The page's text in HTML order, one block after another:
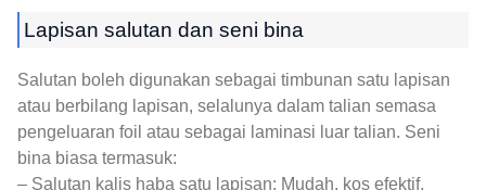
Lapisan salutan dan seni bina
Salutan boleh digunakan sebagai timbunan satu lapisan
atau berbilang lapisan, selalunya dalam talian semasa
pengeluaran foil atau sebagai laminasi luar talian. Seni
bina biasa termasuk:
– Salutan kalis haba satu lapisan: Mudah, kos efektif,